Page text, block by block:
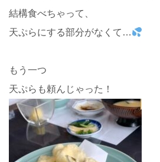
結構食べちゃって、
天ぷらにする部分がなくて…
もう一つ
天ぷらも頼んじゃった！